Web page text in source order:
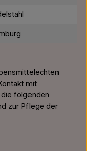
mit
folgenden
zur Pflege der